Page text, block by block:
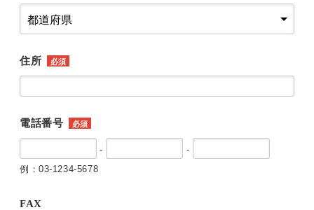
住所 必須
電話番号 必須
-
-
例：03-1234-5678
FAX